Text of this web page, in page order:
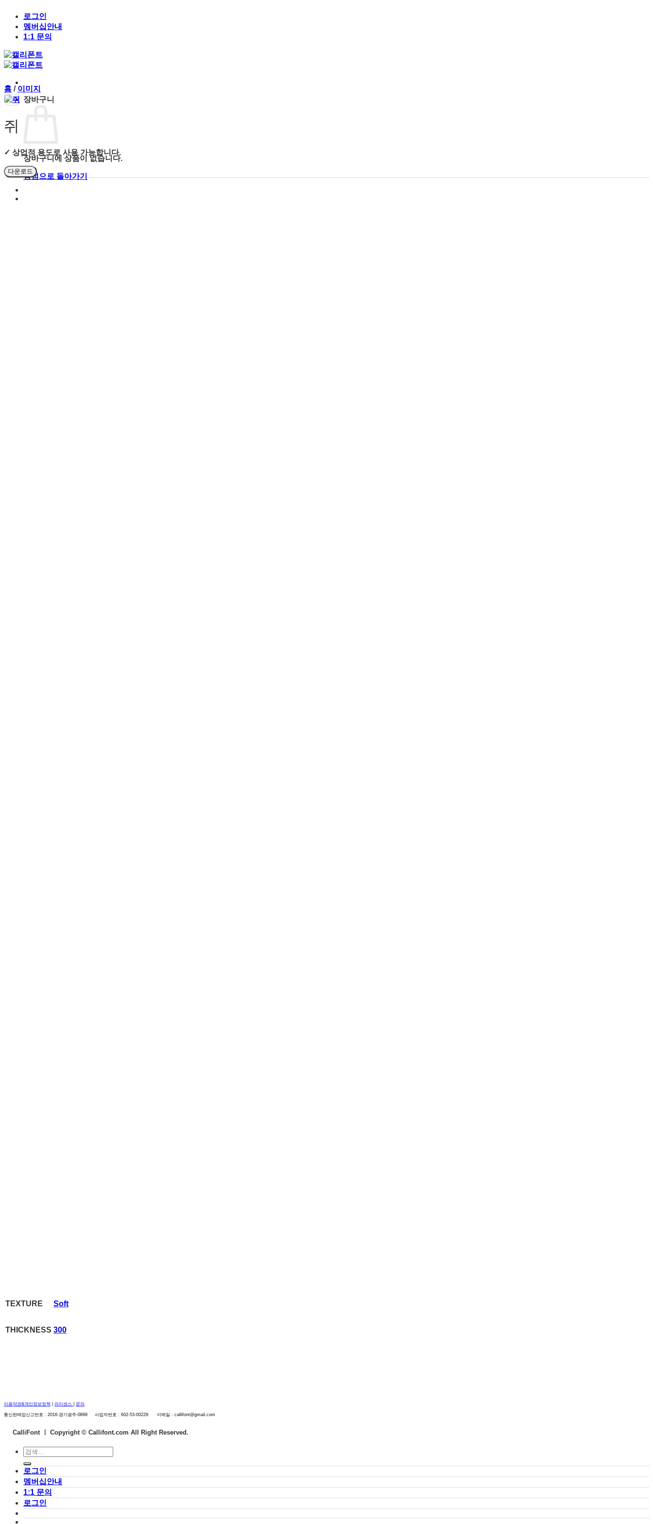
content
로그인
멤버십안내
1:1 문의
장바구니
장바구니에 상품이 없습니다.
상점으로 돌아가기
홈 / 이미지
쥐
✓ 상업적 용도로 사용 가능합니다.
다운로드
TEXTURE Soft
THICKNESS 300
이용약관&개인정보정책 라이센스 문의
통신판매업신고번호 : 2016-경기광주-0899 사업자번호 : 602-53-00229 이메일 : callifont@gmail.com
CalliFont ㅣ Copyright © Callifont.com All Right Reserved.
검
색:
로그인
멤버십안내
1:1 문의
로그인